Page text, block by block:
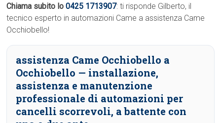
Chiama subito lo0425 1713907: ti risponde Gilberto, il
tecnico esperto in automazioni Came a assistenza Came
Occhiobello!
assistenza Came Occhiobello a
Occhiobello — installazione,
assistenza e manutenzione
professionale di automazioni per
cancelli scorrevoli, a battente con